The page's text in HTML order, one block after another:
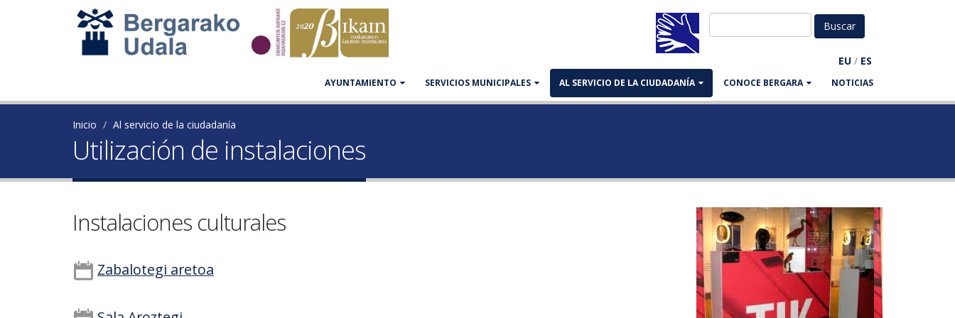
EU / ES
AYUNTAMIENTO SERVICIOS MUNICIPALES AL SERVICIO DE LA CIUDADANÍA CONOCE BERGARA NOTICIAS
Inicio Al servicio de la ciudadanía
Utilización de instalaciones
Instalaciones culturales
Zabalotegi aretoa